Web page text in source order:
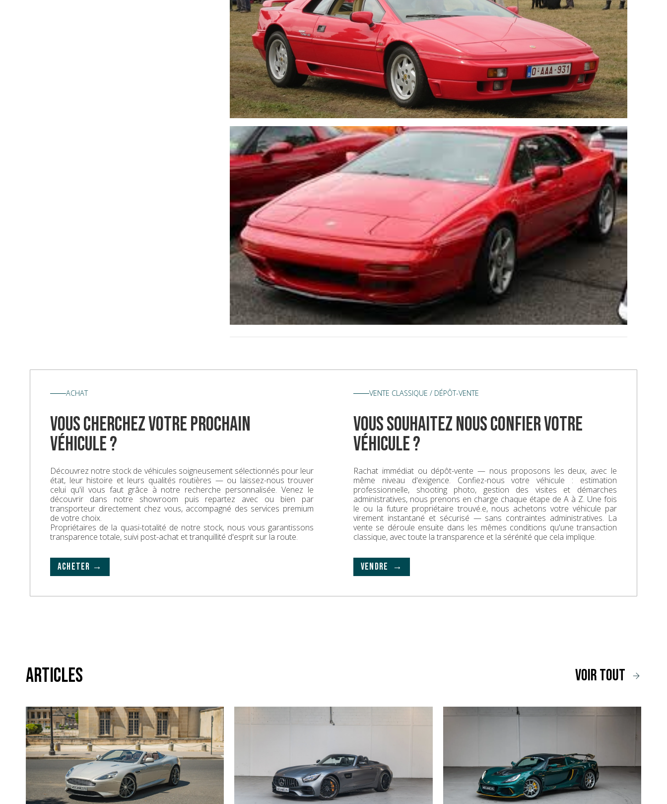
ACHAT
vous cherchez votre prochain
véhicule ?
Découvrez notre stock de véhicules soigneusement sélectionnés pour leur
état, leur histoire et leurs qualités routières — ou laissez-nous trouver
celui qu'il vous faut grâce à notre recherche personnalisée. Venez le
découvrir dans notre showroom puis repartez avec ou bien par
transporteur directement chez vous, accompagné des services premium
de votre choix.
Propriétaires de la quasi-totalité de notre stock, nous vous garantissons
transparence totale, suivi post-achat et tranquillité d'esprit sur la route.
ACHETER →
VENTE CLASSIQUE / DÉPÔT-VENTE
vous souhaitez nous confier votre
véhicule ?
Rachat immédiat ou dépôt-vente — nous proposons les deux, avec le
même niveau d'exigence. Confiez-nous votre véhicule : estimation
professionnelle, shooting photo, gestion des visites et démarches
administratives, nous prenons en charge chaque étape de A à Z. Une fois
le ou la future propriétaire trouvé.e, nous achetons votre véhicule par
virement instantané et sécurisé — sans contraintes administratives. La
vente se déroule ensuite dans les mêmes conditions qu'une transaction
classique, avec toute la transparence et la sérénité que cela implique.
VENDRE →
voir tout
Articles